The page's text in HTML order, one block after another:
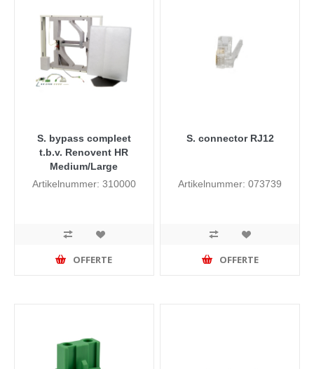
S. bypass compleet
t.b.v. Renovent HR
Medium/Large
Artikelnummer: 310000
OFFERTE
S. connector RJ12
Artikelnummer: 073739
OFFERTE